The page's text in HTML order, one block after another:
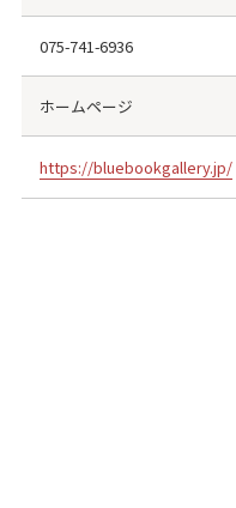
075-741-6936
ホームページ
https://bluebookgallery.jp/